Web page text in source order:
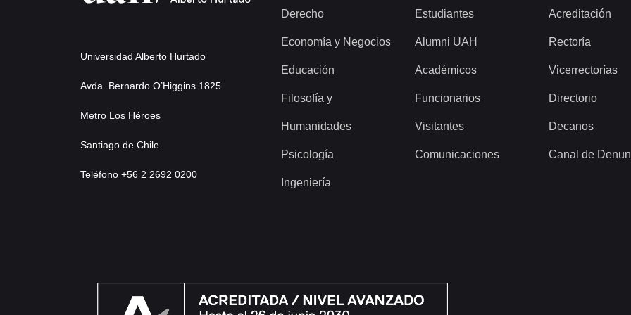
Universidad Alberto Hurtado
Avda. Bernardo O’Higgins 1825
Metro Los Héroes
Santiago de Chile
Teléfono +56 2 2692 0200
Derecho
Economía y Negocios
Educación
Filosofía y
Humanidades
Psicología
Ingeniería
Estudiantes
Alumni UAH
Académicos
Funcionarios
Visitantes
Comunicaciones
Acreditación
Rectoría
Vicerrectorías
Directorio
Decanos
Canal de